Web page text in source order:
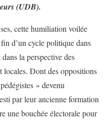
(UDB).
cette humiliation voilée
d’un cycle politique dans
la perspective des
locales. Dont des oppositions
» devenu
par leur ancienne formation
une bouchée électorale pour